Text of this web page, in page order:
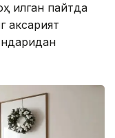
қилган пайтда
аксарият